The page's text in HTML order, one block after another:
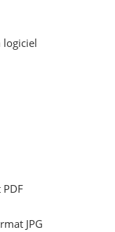
logiciel
JPG